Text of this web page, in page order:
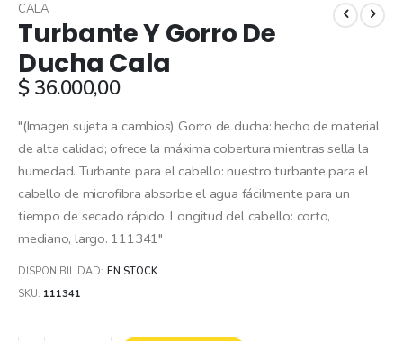
to
the
beginning
of
the
gallery
Turbante Y Gorro De
Ducha Cala
CALA
$ 36.000,00
"(Imagen sujeta a cambios) Gorro de ducha: hecho de material
de alta calidad; ofrece la máxima cobertura mientras sella la
humedad. Turbante para el cabello: nuestro turbante para el
cabello de microfibra absorbe el agua fácilmente para un
tiempo de secado rápido. Longitud del cabello: corto,
mediano, largo. 111341"
DISPONIBILIDAD: EN STOCK
SKU 111341